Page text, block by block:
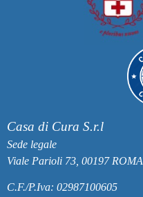
Casa di Cura S.r.l
Sede legale
Viale Parioli 73, 00197 ROMA
C.F./P.Iva: 02987100605